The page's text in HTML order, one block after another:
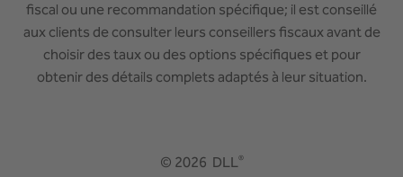
fiscal ou une recommandation spécifique; il est conseillé
aux clients de consulter leurs conseillers fiscaux avant de
choisir des taux ou des options spécifiques et pour
obtenir des détails complets adaptés à leur situation.
© 2026 DLL®